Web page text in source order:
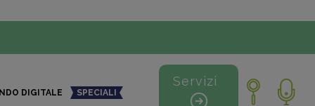
DIGITALE SPECIALI
Servizi